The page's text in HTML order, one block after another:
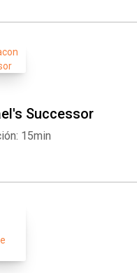
Successor
15min
Twitter